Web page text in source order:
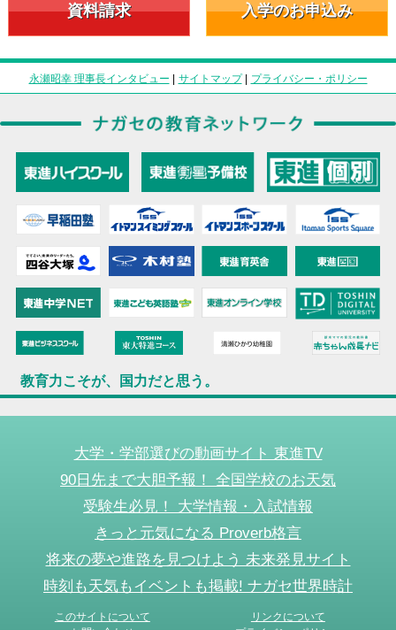
資料請求 入学のお申込み
永瀬昭幸 理事長インタビュー | サイトマップ| プライバシー・ポリシー
教育力こそが、国力だと思う。
大学・学部選びの動画サイト 東進TV
90日先まで大胆予報！ 全国学校のお天気
受験生必見！ 大学情報・入試情報
きっと元気になる Proverb格言
将来の夢や進路を見つけよう 未来発見サイト
時刻も天気もイベントも掲載! ナガセ世界時計
このサイトについて
リンクについて